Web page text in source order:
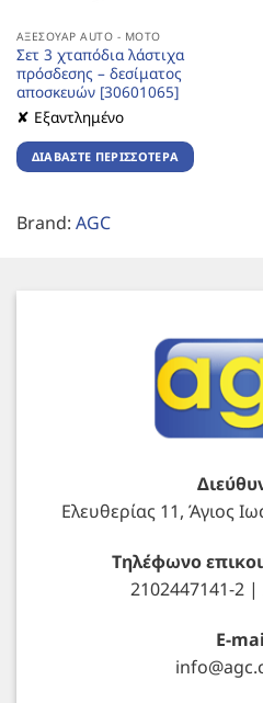
ΑΞΕΣΟΥΆΡ AUTO - MOTO
Σετ 3 χταπόδια λάστιχα
πρόσδεσης – δεσίματος
αποσκευών [30601065]
✘ Εξαντλημένο
ΔΙΑΒΆΣΤΕ ΠΕΡΙΣΣΌΤΕΡΑ
Brand: AGC
Ελευθερίας 11, Άγιος
Τηλέφωνο
2102447141-2 |
E-